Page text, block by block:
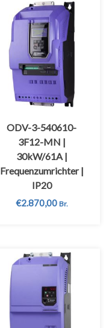
ODV-3-540610-
3F12-MN |
30kW/61A |
Frequenzumrichter |
IP20
€2.870,00 Br.